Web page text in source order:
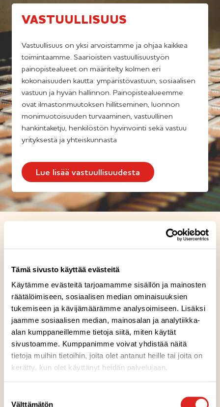
Tämä sivusto käyttää evästeitä
Käytämme evästeitä tarjoamamme sisällön ja mainosten
räätälöimiseen, sosiaalisen median ominaisuuksien
tukemiseen ja kävijämäärämme analysoimiseen. Lisäksi
jaamme sosiaalisen median, mainosalan ja analytiikka-
alan kumppaneillemme tietoja siitä, miten käytät
sivustoamme. Kumppanimme voivat yhdistää näitä
tietoja muihin tietoihin, joita olet antanut heille tai joita on
kerätty, kun olet käyttänyt heidän palvelujaan.
Välttämätön
VASTUULLISUUS
Vastuullisuus on yksi arvoistamme ja ohjaa kaikkea
toimintaamme. Saarioisten vastuullisuustyön
painopistealueet on määritelty kolmen eri
kokonaisuuden kautta: ympäristövastuun, sosiaalisen
vastuun ja hyvän hallinnon. Painopistealueemme
ovat ilmastonmuutoksen hillitseminen, luonnon
monimuotoisuuden turvaaminen, vastuullinen
hankintaketju, henkilöstön hyvinvointi sekä vastuu
yrityksestä ja yhteiskunnasta
Lue lisää vastuullisuudesta
Hyppää aikamatkalle
ja tutustu
Saarioisten tarinaan